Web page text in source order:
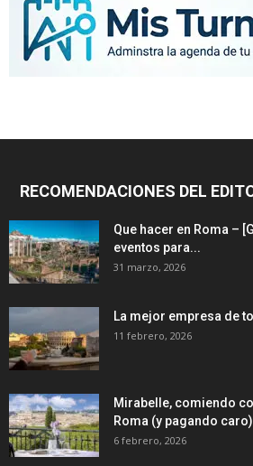
RECOMENDACIONES DEL
Que hacer en Roma –
eventos para...
31 marzo, 2026
La mejor empresa de
11 febrero, 2026
Mirabelle, comiendo
Roma (y pagando caro)
6 febrero, 2026